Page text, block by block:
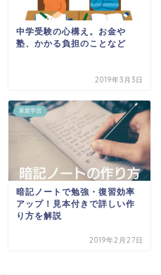
中学受験の心構え。お金や
塾、かかる負担のことなど
2019年3月3日
家庭学習
暗記ノートで勉強・復習効率
アップ！見本付きで詳しい作
り方を解説
2019年2月27日